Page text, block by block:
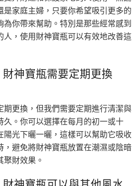
是家庭主婦，只要你希望吸引更多的
為你帶來幫助。特別是那些經常感到
人，使用財神寶瓶可以有效地改善這
財神寶瓶需要定期更換
期更換，但我們需要定期進行清潔與
久。你可以選擇在每月的初一或十
陽光下曬一曬，這樣可以幫助它吸收
，避免將財神寶瓶放置在潮濕或陰暗
聚財效果。